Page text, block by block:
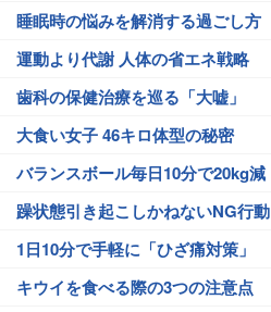
睡眠時の悩みを解消する過ごし方
運動より代謝 人体の省エネ戦略
歯科の保健治療を巡る「大嘘」
大食い女子 46キロ体型の秘密
バランスボール毎日10分で20kg減
躁状態引き起こしかねないNG行動
1日10分で手軽に「ひざ痛対策」
キウイを食べる際の3つの注意点